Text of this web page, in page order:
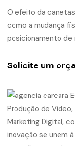
O efeito da
como a mudança
posicionamento de
Solicite um